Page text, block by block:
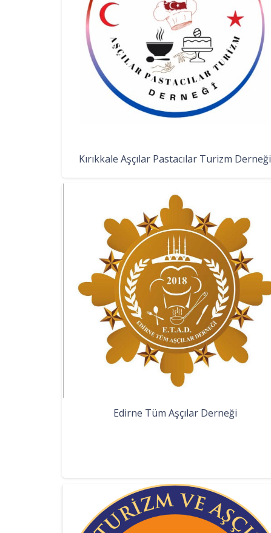
Kırıkkale Aşçılar Pastacılar Turizm Derneği
Edirne Tüm Aşçılar Derneği